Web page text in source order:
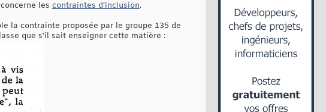
les contraintes d’inclusion.
la contrainte proposée par le groupe 135 de
que s’il sait enseigner cette matière :